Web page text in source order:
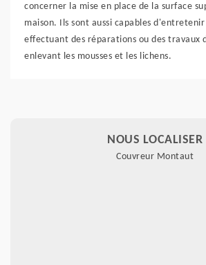
concerner la mise en place de la surface
maison. Ils sont aussi capables
effectuant des réparations ou des travaux
enlevant les mousses et les lichens.
NOUS LOCALISER
Couvreur Montaut